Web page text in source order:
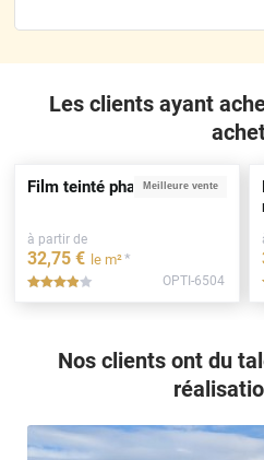
Les clients ayant
Meilleure vente
Film teinté phare noir clair
à partir de
32,75 € le m²*
***** OPTI-6504
Nos clients ont du